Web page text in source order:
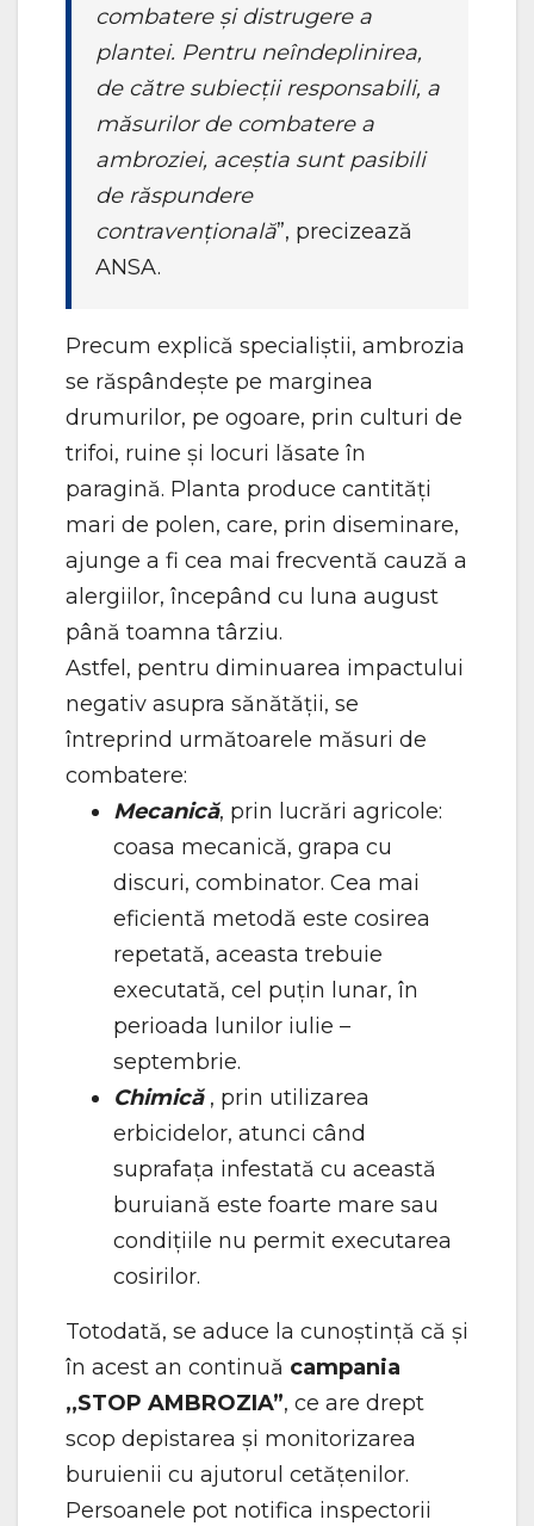
combatere și distrugere a
plantei. Pentru neîndeplinirea,
de către subiecții responsabili, a
măsurilor de combatere a
ambroziei, aceștia sunt pasibili
de răspundere
contravențională”, precizează
ANSA.
Precum explică specialiștii, ambrozia
se răspândește pe marginea
drumurilor, pe ogoare, prin culturi de
trifoi, ruine și locuri lăsate în
paragină. Planta produce cantități
mari de polen, care, prin diseminare,
ajunge a fi cea mai frecventă cauză a
alergiilor, începând cu luna august
până toamna târziu.
Astfel, pentru diminuarea impactului
negativ asupra sănătății, se
întreprind următoarele măsuri de
combatere:
Mecanică, prin lucrări agricole:
coasa mecanică, grapa cu
discuri, combinator. Cea mai
eficientă metodă este cosirea
repetată, aceasta trebuie
executată, cel puțin lunar, în
perioada lunilor iulie –
septembrie.
Chimică, prin utilizarea
erbicidelor, atunci când
suprafața infestată cu această
buruiană este foarte mare sau
condițiile nu permit executarea
cosirilor.
Totodată, se aduce la cunoștință că și
în acest an continuă campania
,,STOP AMBROZIA”, ce are drept
scop depistarea și monitorizarea
buruienii cu ajutorul cetățenilor.
Persoanele pot notifica inspectorii